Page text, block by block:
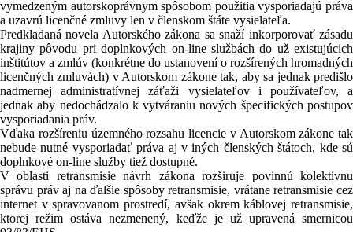
vymedzeným autorskoprávnym spôsobom použitia vysporiadajú práva
a uzavrú licenčné zmluvy len v členskom štáte vysielateľa.
Predkladaná novela Autorského zákona sa snaží inkorporovať zásadu
krajiny pôvodu pri doplnkových on-line službách do už existujúcich
inštitútov a zmlúv (konkrétne do ustanovení o rozšírených hromadných
licenčných zmluvách) v Autorskom zákone tak, aby sa jednak predišlo
nadmernej administratívnej záťaži vysielateľov i používateľov, a
jednak aby nedochádzalo k vytváraniu nových špecifických postupov
vysporiadania práv.
Vďaka rozšíreniu územného rozsahu licencie v Autorskom zákone tak
nebude nutné vysporiadať práva aj v iných členských štátoch, kde sú
doplnkové on-line služby tiež dostupné.
V oblasti retransmisie návrh zákona rozširuje povinnú kolektívnu
správu práv aj na ďalšie spôsoby retransmisie, vrátane retransmisie cez
internet v spravovanom prostredí, avšak okrem káblovej retransmisie,
ktorej režim ostáva nezmenený, keďže je už upravená smernicou